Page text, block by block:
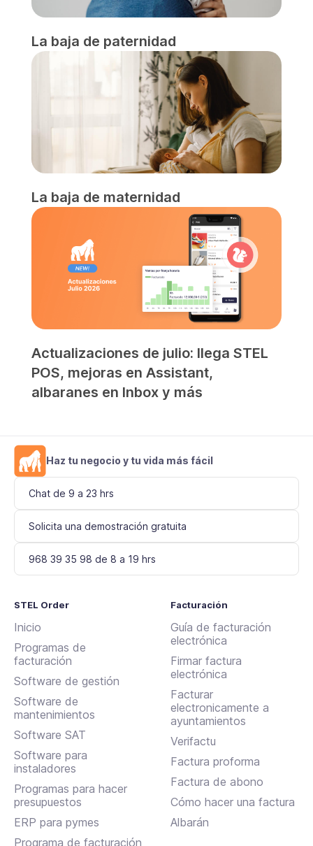
La baja de paternidad
La baja de maternidad
Actualizaciones de julio: llega STEL
POS, mejoras en Assistant,
albaranes en Inbox y más
Haz tu negocio y tu vida más fácil
Chat de 9 a 23 hrs
Solicita una demostración gratuita
968 39 35 98 de 8 a 19 hrs
STEL Order
Inicio
Programas de
facturación
Software de gestión
Software de
mantenimientos
Software SAT
Software para
instaladores
Programas para hacer
presupuestos
ERP para pymes
Programa de facturación
Facturación
Guía de facturación
electrónica
Firmar factura
electrónica
Facturar
electronicamente a
ayuntamientos
Verifactu
Factura proforma
Factura de abono
Cómo hacer una factura
Albarán